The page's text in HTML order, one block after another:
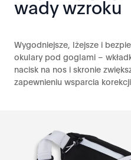
wady wzroku
Wygodniejsze, lżejsze i
okulary pod goglami –
nacisk na nos i skronie
zapewnieniu wsparcia